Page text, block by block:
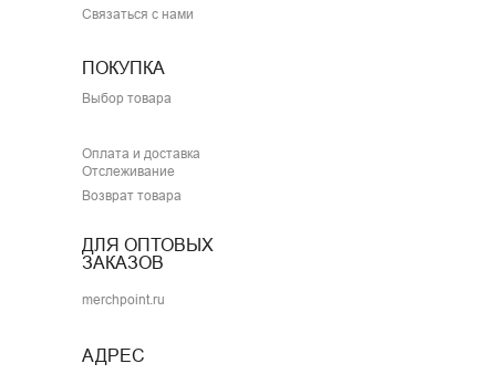
ПОКУПКА
АДРЕС
Связаться с нами
Выбор товара
Оплата и доставка
Отслеживание
Возврат товара
ДЛЯ ОПТОВЫХ
ЗАКАЗОВ
merchpoint.ru